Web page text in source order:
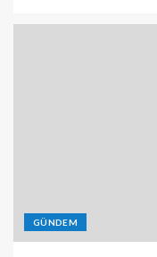
GÜNDEM